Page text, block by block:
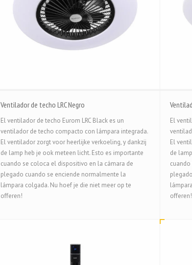
Ventilador de techo LRC Negro
El ventilador de techo Eurom LRC Black es un
ventilador de techo compacto con lámpara integrada.
El ventilador zorgt voor heerlijke verkoeling, y dankzij
de lamp heb je ook meteen licht. Esto es importante
cuando se coloca el dispositivo en la cámara de
plegado cuando se enciende normalmente la
lámpara colgada. Nu hoef je die niet meer op te
offeren!
El
El
de
offeren!